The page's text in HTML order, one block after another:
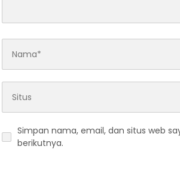
Simpan nama, email, dan situs web
berikutnya.